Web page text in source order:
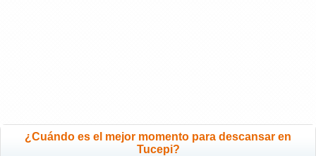
¿Cuándo es el mejor momento para descansar en
Tucepi?